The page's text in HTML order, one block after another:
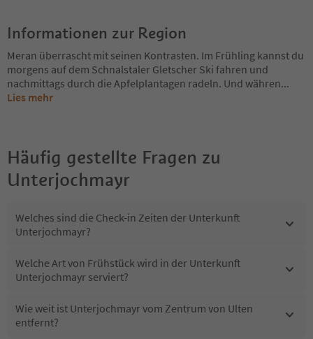
Informationen zur Region
Meran überrascht mit seinen Kontrasten. Im Frühling kannst du
morgens auf dem Schnalstaler Gletscher Ski fahren und
nachmittags durch die Apfelplantagen radeln. Und währen...
Lies mehr
Häufig gestellte Fragen zu
Unterjochmayr
Welches sind die Check-in Zeiten der Unterkunft
Unterjochmayr?
Welche Art von Frühstück wird in der Unterkunft
Unterjochmayr serviert?
Wie weit ist Unterjochmayr vom Zentrum von Ulten
entfernt?